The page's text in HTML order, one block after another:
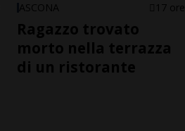
ASCONA 17 ore
Ragazzo trovato
morto nella terrazza
di un ristorante